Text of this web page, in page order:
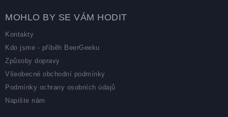
MOHLO BY SE VÁM HODIT
Kontakty
Kdo jsme - příběh BeerGeeku
Způsoby dopravy
Všeobecné obchodní podmínky
Podmínky ochrany osobních údajů
Napište nám